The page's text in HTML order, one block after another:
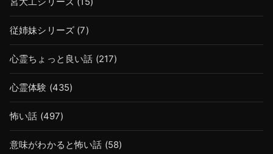
従姉妹シリーズ (7)
心霊ちょっと良い話 (217)
心霊体験 (435)
怖い話 (497)
意味がわかると怖い話 (58)